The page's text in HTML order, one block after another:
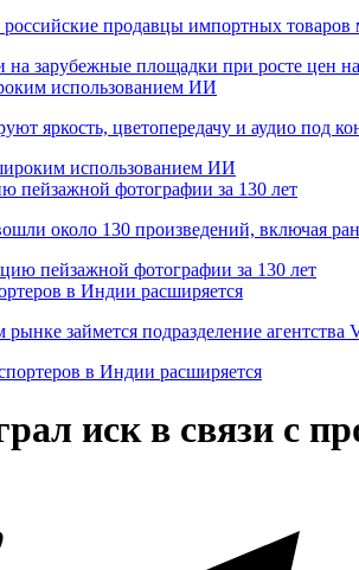
российские продавцы импортных
использованием ИИ
яркость, цветопередачу и аудио под
пейзажной фотографии за 130 лет
около 130 произведений, включая
в Индии расширяется
займется подразделение
иск в связи с